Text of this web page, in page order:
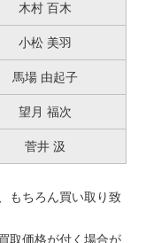
木村 百木
小松 美羽
馬場 由起子
望月 福次
菅井 汲
もちろん買い取り致
取価格が付く場合が